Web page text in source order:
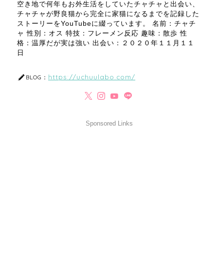
空き地で何年もお外生活をしていたチャチャと出会い、
チャチャが野良猫から完全に家猫になるまでを記録した
ストーリーをYouTubeに綴っています。 名前：チャチ
ャ 性別：オス 特技：フレーメン反応 趣味：散歩 性
格：温厚だが実は強い 出会い：２０２０年１１月１１
日
BLOG： https://uchuulabo.com/
Sponsored Links